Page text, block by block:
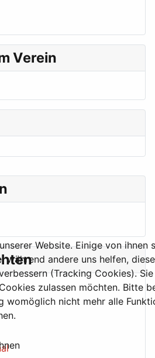
Verein
Website. Einige von ihnen
während andere uns helfen,
(Tracking Cookies).
zulassen möchten. Bitte
womöglich nicht mehr alle